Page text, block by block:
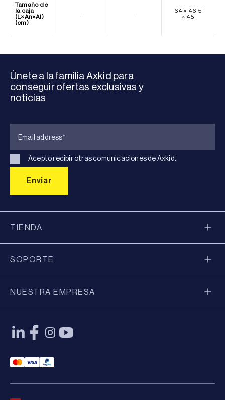
Tamaño de
la caja
(L×An×Al)
(cm)
- -
64 × 46.5
× 45
Únete a la familia Axkid para
conseguir ofertas exclusivas y
noticias
Acepto recibir otras comunicaciones de Axkid.
TIENDA
SOPORTE
NUESTRA EMPRESA
Mastercard Payment
Visa Payment
Paypal Payment